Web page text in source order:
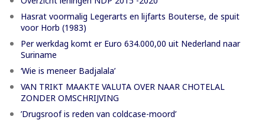
Hasrat voormalig Legerarts en lijfarts Bouterse, de spuit
voor Horb (1983)
Per werkdag komt er Euro 634.000,00 uit Nederland naar
Suriname
‘Wie is meneer Badjalala’
VAN TRIKT MAAKTE VALUTA OVER NAAR CHOTELAL
ZONDER OMSCHRIJVING
’Drugsroof is reden van coldcase-moord’